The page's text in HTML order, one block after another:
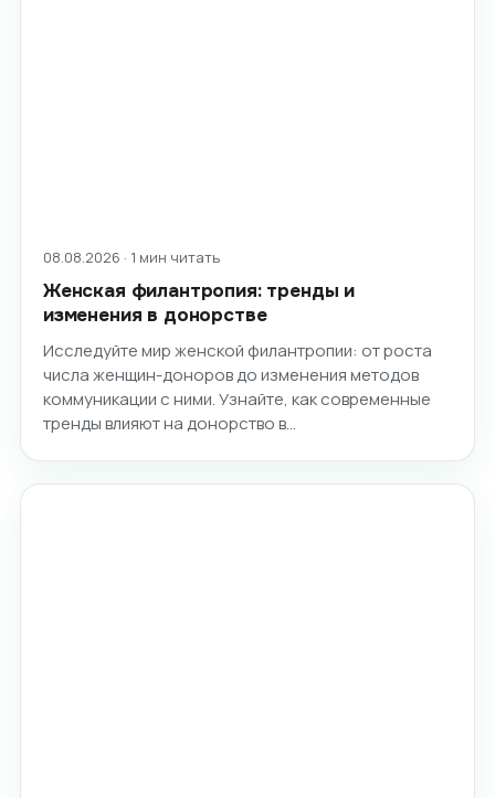
08.08.2026 · 1 мин читать
Женская филантропия: тренды и
изменения в донорстве
Исследуйте мир женской филантропии: от роста
числа женщин-доноров до изменения методов
коммуникации с ними. Узнайте, как современные
тренды влияют на донорство в…